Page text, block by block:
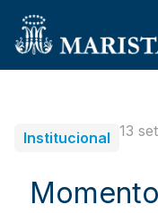
Institucional 13